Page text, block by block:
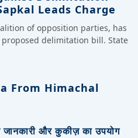
Leads Charge
of opposition parties, has
delimitation bill. State
From Himachal
जानकारी और कुकीज़ का उपयोग